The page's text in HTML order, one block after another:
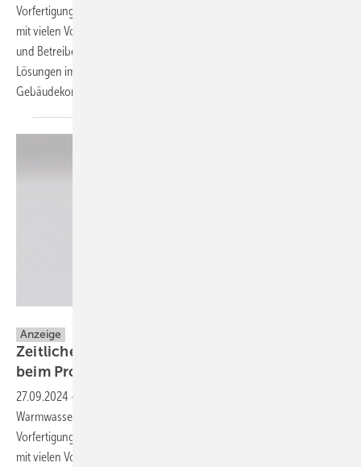
Vorfertigung. Die Skid-Lösungen erweisen sich als höchst effizient –
mit vielen Vorteilen für die herstellende Seite wie auch den Installateur
und Betreiber vor Ort. Stark nachgefragt sind neben Container-
Lösungen im Freien auch vorgefertigte Systeme, die im Innern von
Gebäudekomplexen zum Einsatz
Anzeige
Zeitliche Entlastung und effizientere Abläufe
beim Projekt vor
27.09.2024 -
Warmwasserversorgungstechnik setzt man in Ahlen konsequent auf
Vorfertigung. Die Skid-Lösungen erweisen sich als höchst effizient –
mit vielen Vorteilen für die herstellende Seite wie auch den Installateur